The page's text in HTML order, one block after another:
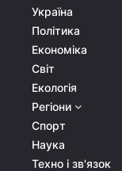
Україна
Політика
Економіка
Світ
Екологія
Регіони
Спорт
Наука
Техно і зв'язок